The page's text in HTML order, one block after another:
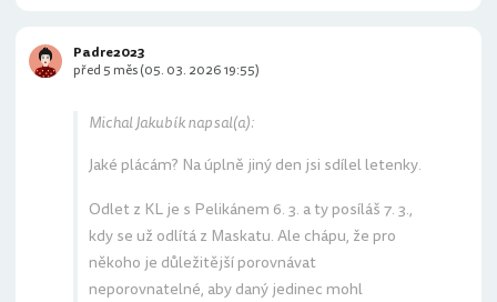
Michal Jakubík napsal(a):
Jaké plácám? Na úplně jiný den jsi sdílel letenky.
Odlet z KL je s Pelikánem 6. 3. a ty posíláš 7. 3.,
kdy se už odlítá z Maskatu. Ale chápu, že pro
někoho je důležitější porovnávat
neporovnatelné, aby daný jedinec mohl
Padre2023
před 5 měs (05. 03. 2026 19:55)